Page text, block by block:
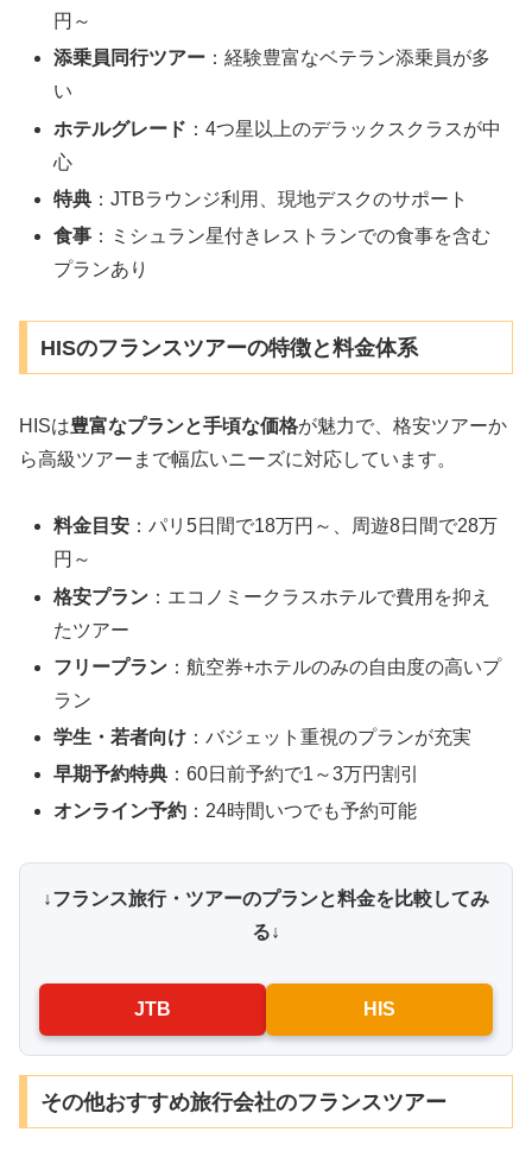
円～
添乗員同行ツアー ：経験豊富なベテラン添乗員が多
い
ホテルグレード ：4つ星以上のデラックスクラスが中
心
特典 ：JTBラウンジ利用、現地デスクのサポート
食事 ：ミシュラン星付きレストランでの食事を含む
プランあり
HISのフランスツアーの特徴と料金体系
HISは豊富なプランと手頃な価格が魅力で、格安ツアーか
ら高級ツアーまで幅広いニーズに対応しています。
料金目安 ：パリ5日間で18万円～、周遊8日間で28万
円～
格安プラン ：エコノミークラスホテルで費用を抑え
たツアー
フリープラン ：航空券+ホテルのみの自由度の高いプ
ラン
学生・若者向け ：バジェット重視のプランが充実
早期予約特典 ：60日前予約で1～3万円割引
オンライン予約 ：24時間いつでも予約可能
↓フランス旅行・ツアーのプランと料金を比較してみ
る↓
JTB HIS
その他おすすめ旅行会社のフランスツアー